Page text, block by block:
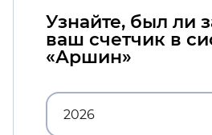
Узнайте, был ли
ваш счетчик в
«Аршин»